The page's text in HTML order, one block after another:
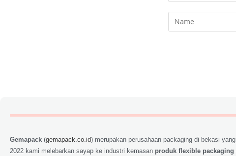
Gemapack (gemapack.co.id) merupakan perusahaan packaging di bekasi
2022 kami melebarkan sayap ke industri kemasan produk flexible packaging